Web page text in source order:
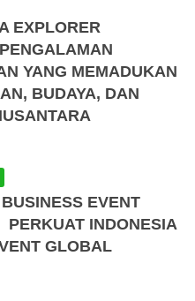
EXPLORER
YANG MEMADUKAN
BUDAYA, DAN
EVENT
PERKUAT INDONESIA
GLOBAL